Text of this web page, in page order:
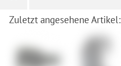
Zuletzt angesehene Artikel: